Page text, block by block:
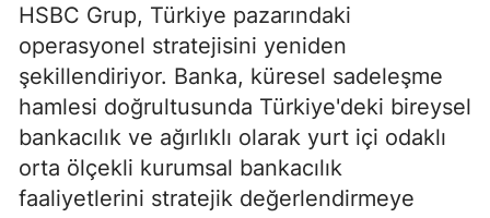
HSBC Grup, Türkiye pazarındaki
operasyonel stratejisini yeniden
şekillendiriyor. Banka, küresel sadeleşme
hamlesi doğrultusunda Türkiye'deki bireysel
bankacılık ve ağırlıklı olarak yurt içi odaklı
orta ölçekli kurumsal bankacılık
faaliyetlerini stratejik değerlendirmeye